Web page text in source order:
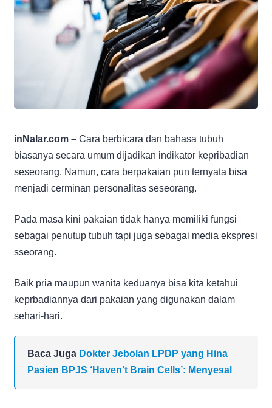
inNalar.com – Cara berbicara dan bahasa tubuh
biasanya secara umum dijadikan indikator kepribadian
seseorang. Namun, cara berpakaian pun ternyata bisa
menjadi cerminan personalitas seseorang.
Pada masa kini pakaian tidak hanya memiliki fungsi
sebagai penutup tubuh tapi juga sebagai media ekspresi
sseorang.
Baik pria maupun wanita keduanya bisa kita ketahui
keprbadiannya dari pakaian yang digunakan dalam
sehari-hari.
Baca Juga Dokter Jebolan LPDP yang Hina
Pasien BPJS ‘Haven’t Brain Cells’: Menyesal